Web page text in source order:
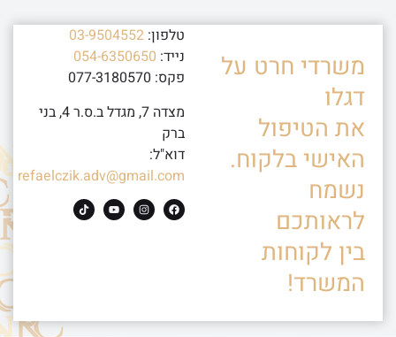
משרדי חרט על
דגלו
את הטיפול
האישי בלקוח.
נשמח
לראותכם
בין לקוחות
המשרד!
טלפון: 03-9504552
נייד: 054-6350650
פקס: 077-3180570
מצדה 7, מגדל ב.ס.ר 4, בני
ברק
דוא"ל:
refaelczik.adv@gmail.com